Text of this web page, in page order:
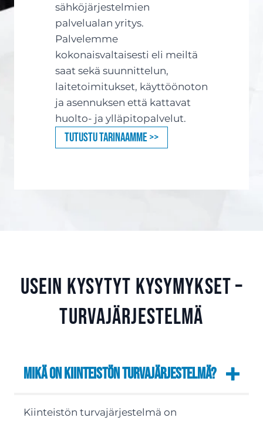
sähköjärjestelmien
palvelualan yritys.
Palvelemme
kokonaisvaltaisesti eli meiltä
saat sekä suunnittelun,
laitetoimitukset, käyttöönoton
ja asennuksen että kattavat
huolto- ja ylläpitopalvelut.
Tutustu tarinaamme >>
Usein kysytyt kysymykset –
Turvajärjestelmä
Mikä on kiinteistön turvajärjestelmä?
Kiinteistön turvajärjestelmä on